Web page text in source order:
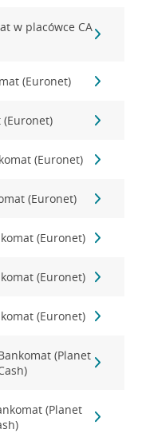
w placówce CA
(Euronet)
(Euronet)
(Euronet)
(Euronet)
(Euronet)
(Euronet)
(Euronet)
(Planet
(Planet